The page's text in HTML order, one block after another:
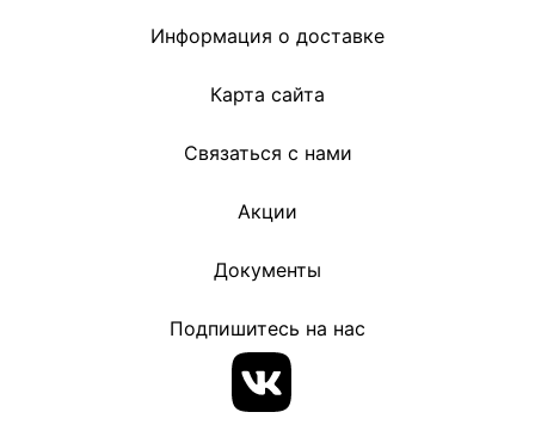
Информация о доставке
Карта сайта
Связаться с нами
Акции
Документы
Подпишитесь на нас